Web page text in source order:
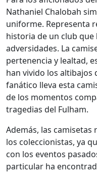
Nathaniel Chalobah
uniforme. Representa
historia de un club
adversidades. La
pertenencia y lealtad,
han vivido los altibajos
fanático lleva esta
de los momentos
tragedias del Fulham.
Además, las
los coleccionistas, ya
con los eventos
particular ha